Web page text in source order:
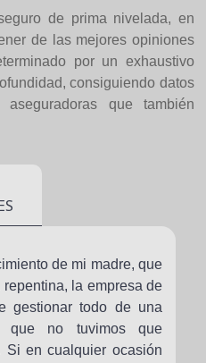
de prima nivelada, en
de las mejores opiniones
por un exhaustivo
consiguiendo datos
que también
de mi madre, que
la empresa de
gestionar todo de una
que no tuvimos que
Si en cualquier ocasión